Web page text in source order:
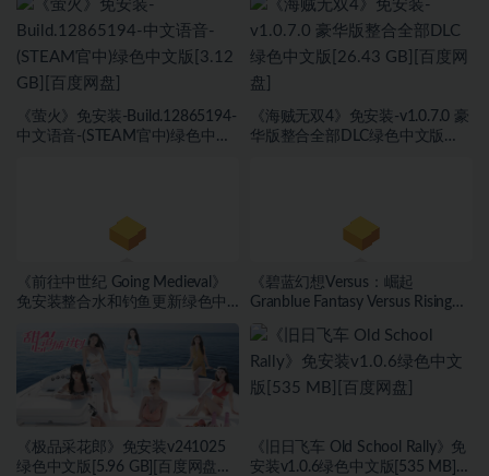
《萤火》免安装-Build.12865194-
中文语音-(STEAM官中)绿色中文
《海贼无双4》免安装-v1.0.7.0 豪
华版整合全部DLC绿色中文版
《前往中世纪 Going Medieval》
免安装整合水和钓鱼更新绿色中
《碧蓝幻想Versus：崛起
Granblue Fantasy Versus Rising》
度网盘]
《极品采花郎》免安装v241025
绿色中文版[5.96 GB][百度网盘
《旧日飞车 Old School Rally》免
安装v1.0.6绿色中文版[535 MB]